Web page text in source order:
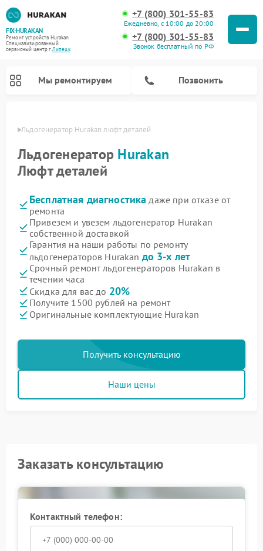
FIX-HURAKAN
Ремонт устройств Hurakan
Специализированный
cервисный центр г.Липецк
+7 (800) 301-55-83
Ежедневно, с 10:00 до 20:00
+7 (800) 301-55-83
Звонок бесплатный по РФ
Мы ремонтируем Позвонить
Льдогенератор Hurakan люфт деталей
Льдогенератор Hurakan
Люфт деталей
Бесплатная диагностика даже при отказе от
ремонта
Привезем и увезем льдогенератор Hurakan
собственной доставкой
Гарантия на наши работы по ремонту
льдогенераторов Hurakan до 3-х лет
Срочный ремонт льдогенераторов Hurakan в
течении часа
Скидка для вас до 20%
Получите 1500 рублей на ремонт
Оригинальные комплектующие Hurakan
Получить консультацию
Наши цены
Заказать консультацию
Контактный телефон: